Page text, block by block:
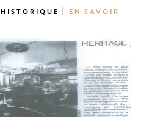
HISTORIQUE
EN SAVOIR